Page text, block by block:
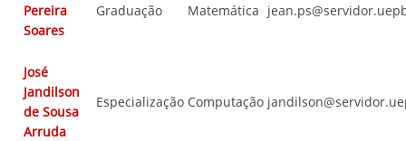
Pereira
Soares
Graduação Matemática
José
Jandilson
de Sousa
Arruda
Especialização Computação